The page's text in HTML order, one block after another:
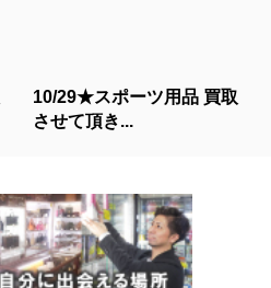
10/29★スポーツ用品 買取
させて頂き...